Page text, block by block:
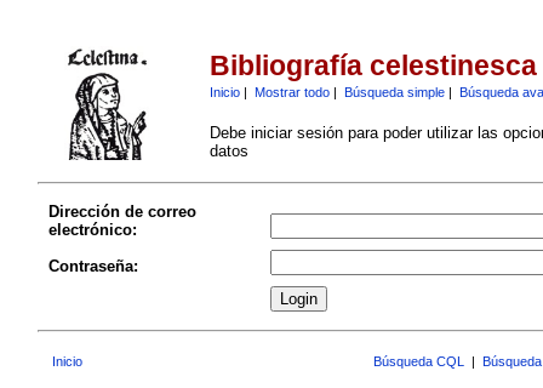
Bibliografía celestinesca
Inicio| Mostrar todo| Búsqueda simple| Búsqueda
Debe iniciar sesión para poder utilizar las
datos
Dirección de correo
electrónico:
Contraseña:
Inicio Búsqueda CQL |